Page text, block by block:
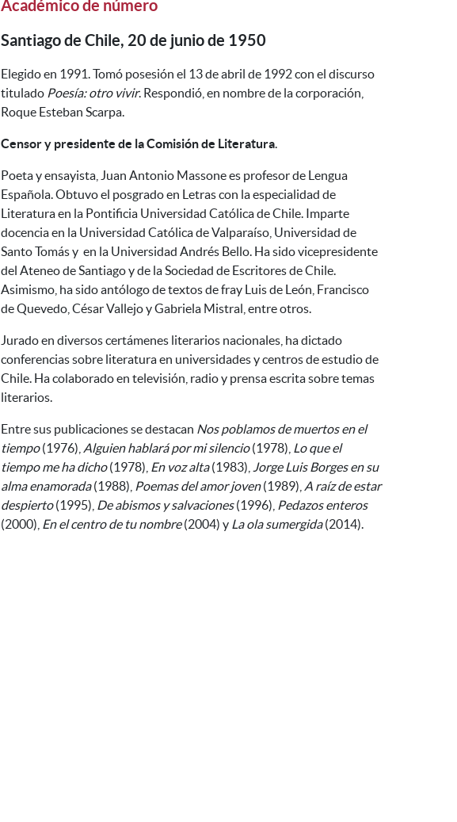
Académico de número
Santiago de Chile, 20 de junio de 1950
Elegido en 1991. Tomó posesión el 13 de abril de 1992 con el discurso
titulado Poesía: otro vivir. Respondió, en nombre de la corporación,
Roque Esteban Scarpa.
Censor y presidente de la Comisión de Literatura.
Poeta y ensayista, Juan Antonio Massone es profesor de Lengua
Española. Obtuvo el posgrado en Letras con la especialidad de
Literatura en la Pontificia Universidad Católica de Chile. Imparte
docencia en la Universidad Católica de Valparaíso, Universidad de
Santo Tomás y en la Universidad Andrés Bello. Ha sido vicepresidente
del Ateneo de Santiago y de la Sociedad de Escritores de Chile.
Asimismo, ha sido antólogo de textos de fray Luis de León, Francisco
de Quevedo, César Vallejo y Gabriela Mistral, entre otros.
Jurado en diversos certámenes literarios nacionales, ha dictado
conferencias sobre literatura en universidades y centros de estudio de
Chile. Ha colaborado en televisión, radio y prensa escrita sobre temas
literarios.
Entre sus publicaciones se destacan Nos poblamos de muertos en el
tiempo(1976), Alguien hablará por mi silencio(1978), Lo que el
tiempo me ha dicho(1978), En voz alta(1983), Jorge Luis Borges en su
alma enamorada(1988), Poemas del amor joven(1989), A raíz de estar
despierto(1995), De abismos y salvaciones(1996), Pedazos enteros
(2000), En el centro de tu nombre(2004) y La ola sumergida(2014).